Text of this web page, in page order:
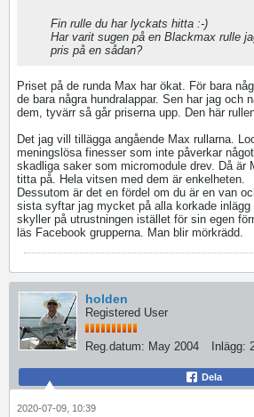
Fin rulle du har lyckats hitta :-)
Har varit sugen på en Blackmax rulle
pris på en sådan?
Priset på de runda Max har ökat. För bara
de bara några hundralappar. Sen har jag och
dem, tyvärr så går priserna upp. Den här
Det jag vill tillägga angående Max rullarna.
meningslösa finesser som inte påverkar
skadliga saker som micromodule drev. Då är
titta på. Hela vitsen med dem är enkelheten.
Dessutom är det en fördel om du är en van
sista syftar jag mycket på alla korkade inlägg
skyller på utrustningen istället för sin egen
läs Facebook grupperna. Man blir mörkrädd.
holden
Registered User
Reg.datum: May 2004 Inlägg:
Dela
2020-07-09, 10:39